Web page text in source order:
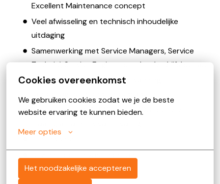
Cookies overeenkomst
We gebruiken cookies zodat we je de beste
website ervaring te kunnen bieden.
Meer opties
Het noodzakelijke accepteren
Excellent Maintenance concept
Veel afwisseling en technisch inhoudelijke
uitdaging
Samenwerking met Service Managers, Service
Technici, Service Engineers en het bedrijfsbureau
Intensief klantcontact over planning,
Salaris tussen €4.300 en €5.700 bruto per
Tekenbonus
Bedrijfsauto